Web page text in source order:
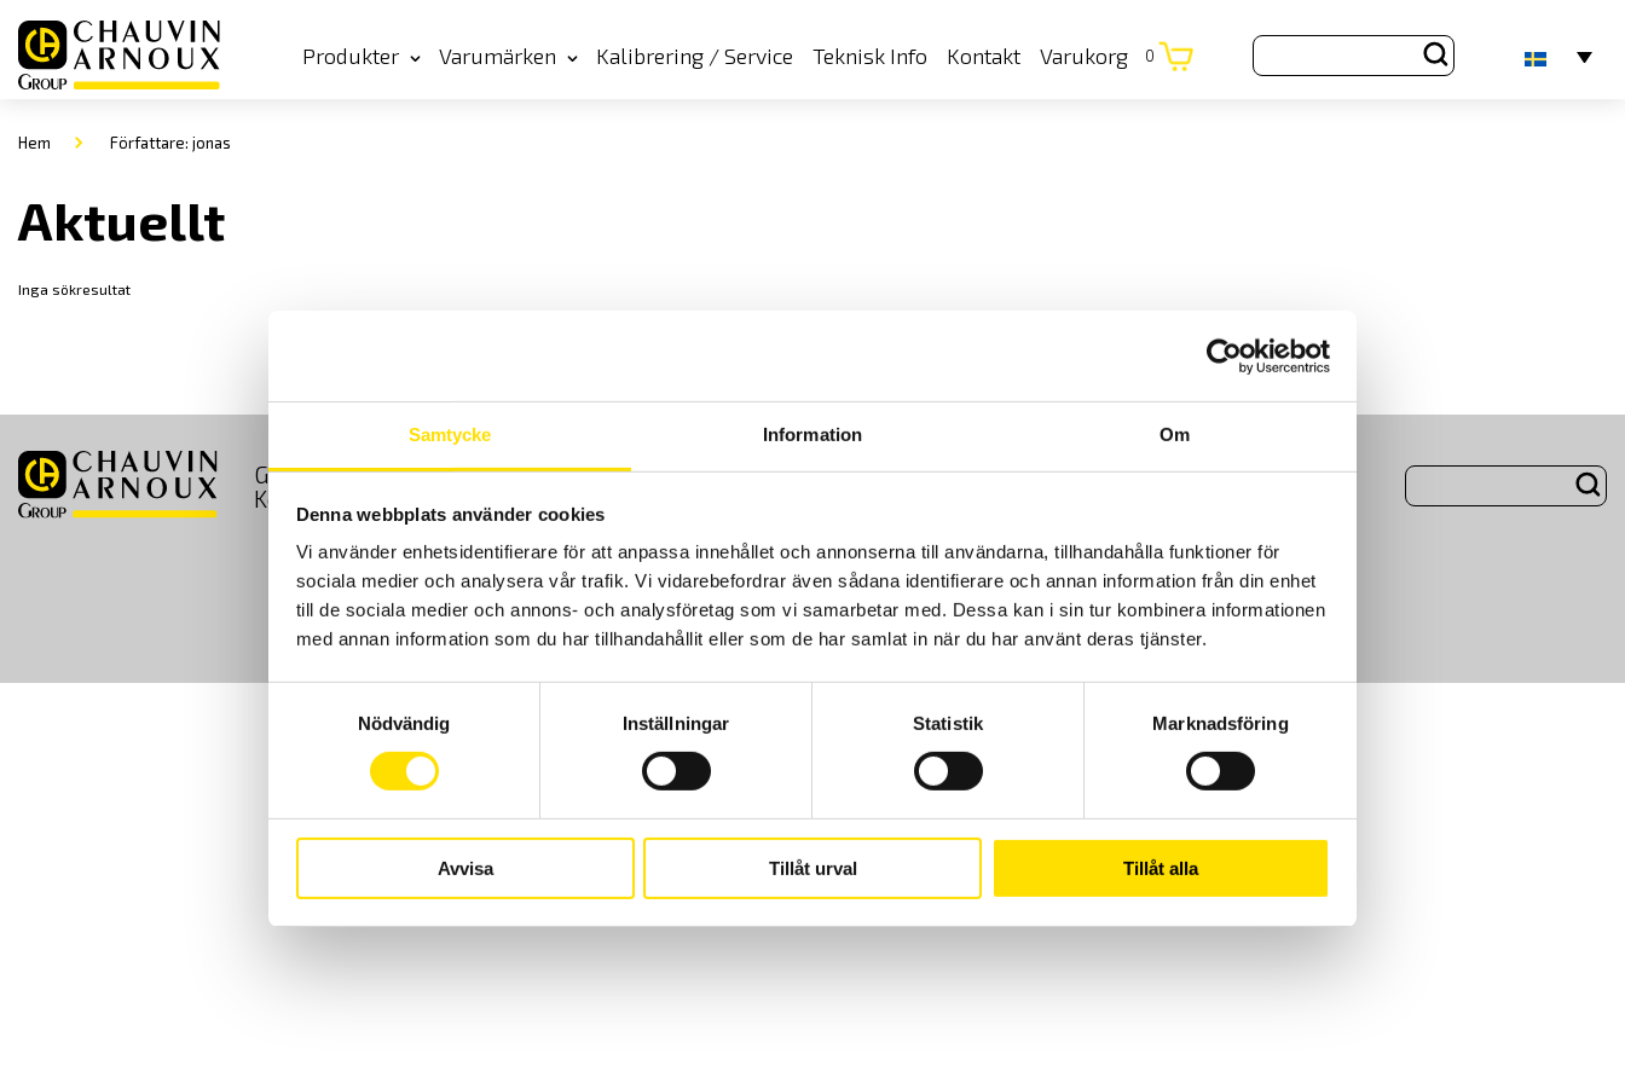
Samtycke Information Om
Denna webbplats använder cookies
Vi använder enhetsidentifierare för att anpassa innehållet och annonserna till användarna, tillhandahålla funktioner för
sociala medier och analysera vår trafik. Vi vidarebefordrar även sådana identifierare och annan information från din enhet
till de sociala medier och annons- och analysföretag som vi samarbetar med. Dessa kan i sin tur kombinera informationen
med annan information som du har tillhandahållit eller som de har samlat in när du har använt deras tjänster.
Nödvändig
Inställningar Statistik Marknadsföring
Avvisa Tillåt urval Tillåt alla
Produkter Varumärken Kalibrering / Service Teknisk Info Kontakt Varukorg 0
Hem Författare: jonas
Aktuellt
Inga sökresultat
GDPR Köpvillkor Cookies Klagomål Kundundersökning
Om Oss
Kontakt
CA Mätsystem AB
Sjöflygvägen 35
183 62 Täby
08-50 52 68 00
info@camatsystem.com